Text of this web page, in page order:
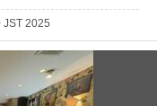
2025